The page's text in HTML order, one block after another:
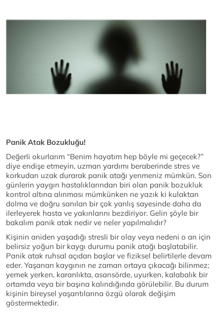
Panik Atak Bozukluğu!
Değerli okurlarım “Benim hayatım hep böyle mi geçecek?”
diye endişe etmeyin, uzman yardımı beraberinde stres ve
korkudan uzak durarak panik atağı yenmeniz mümkün. Son
günlerin yaygın hastalıklarından biri olan panik bozukluk
kontrol altına alınması mümkünken ne yazık ki kulaktan
dolma ve doğru sanılan bir çok yanlış sayesinde daha da
ilerleyerek hasta ve yakınlarını bezdiriyor. Gelin şöyle bir
bakalım panik atak nedir ve neler yapılmalıdır?
Kişinin aniden yaşadığı stresli bir olay veya nedeni o an için
belirsiz yoğun bir kaygı durumu panik atağı başlatabilir.
Panik atak ruhsal açıdan başlar ve fiziksel belirtilerle devam
eder. Yaşanan kaygının ne zaman ortaya çıkacağı bilinmez;
yemek yerken, karanlıkta, asansörde, uyurken, kalabalık bir
ortamda veya bir başına kalındığında görülebilir. Bu durum
kişinin bireysel yaşantılarına özgü olarak değişim
göstermektedir.